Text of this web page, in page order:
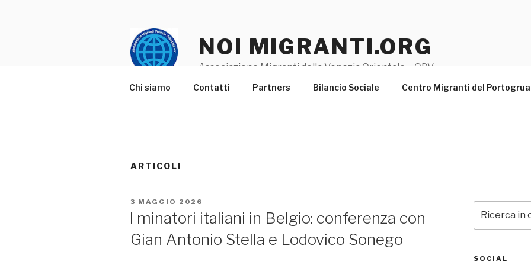
NOI MIGRANTI.ORG
Associazione Migranti della Venezia Orientale – ODV
Chi siamo Contatti Partners Bilancio Sociale Centro Migranti del
ARTICOLI
PUBBLICATO
IL
3 MAGGIO 2026
I minatori italiani in Belgio: conferenza con
Gian Antonio Stella e Lodovico Sonego
SOCIAL